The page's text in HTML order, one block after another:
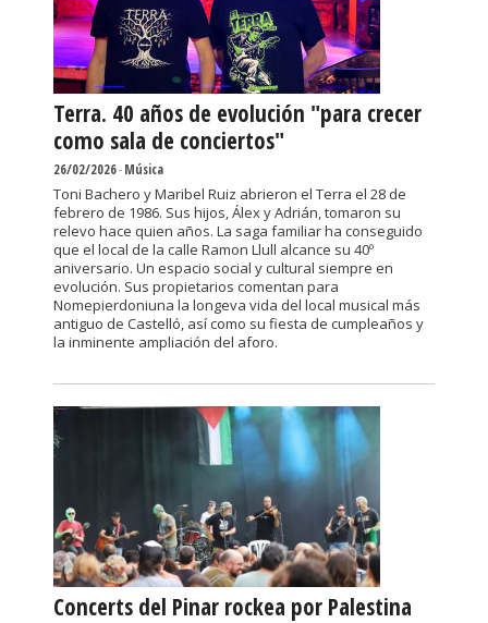
Terra. 40 años de evolución "para crecer
como sala de conciertos"
26/02/2026-Música
Toni Bachero y Maribel Ruiz abrieron el Terra el 28 de
febrero de 1986. Sus hijos, Álex y Adrián, tomaron su
relevo hace quien años. La saga familiar ha conseguido
que el local de la calle Ramon Llull alcance su 40º
aniversario. Un espacio social y cultural siempre en
evolución. Sus propietarios comentan para
Nomepierdoniuna la longeva vida del local musical más
antiguo de Castelló, así como su fiesta de cumpleaños y
la inminente ampliación del aforo.
Concerts del Pinar rockea por Palestina